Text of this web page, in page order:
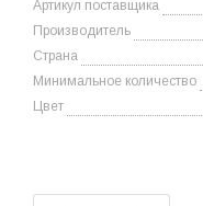
Артикул поставщика
Производитель
Страна
Минимальное количество
Цвет